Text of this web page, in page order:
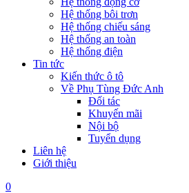
Hệ thống bôi trơn
Hệ thống chiếu sáng
Hệ thống an toàn
Hệ thống điện
Tin tức
Kiến thức ô tô
Về Phụ Tùng Đức Anh
Đối tác
Khuyến mãi
Nội bộ
Tuyển dụng
Liên hệ
Giới thiệu
0